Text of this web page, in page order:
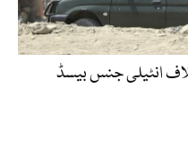
انٹیلی جنس بیسڈ